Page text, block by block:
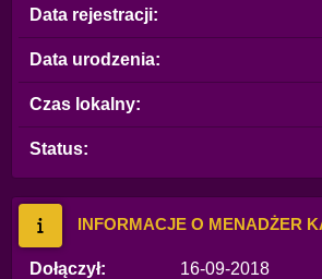
Data rejestracji:
Data urodzenia:
Czas lokalny:
Status:
INFORMACJE O MENADŻER
Dołączył: 16-09-2018